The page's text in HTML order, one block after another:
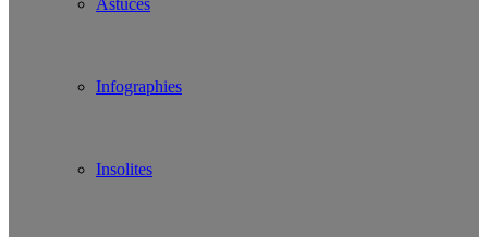
Astuces
Infographies
Insolites